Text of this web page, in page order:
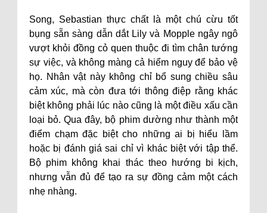
Song, Sebastian thực chất là một chú cừu tốt
bụng sẵn sàng dẫn dắt Lily và Mopple ngây ngô
vượt khỏi đồng cỏ quen thuộc đi tìm chân tướng
sự việc, và không màng cả hiểm nguy để bảo vệ
họ. Nhân vật này không chỉ bổ sung chiều sâu
cảm xúc, mà còn đưa tới thông điệp rằng khác
biệt không phải lúc nào cũng là một điều xấu cần
loại bỏ. Qua đây, bộ phim dường như thành một
điểm chạm đặc biệt cho những ai bị hiểu lầm
hoặc bị đánh giá sai chỉ vì khác biệt với tập thể.
Bộ phim không khai thác theo hướng bi kịch,
nhưng vẫn đủ để tạo ra sự đồng cảm một cách
nhẹ nhàng.